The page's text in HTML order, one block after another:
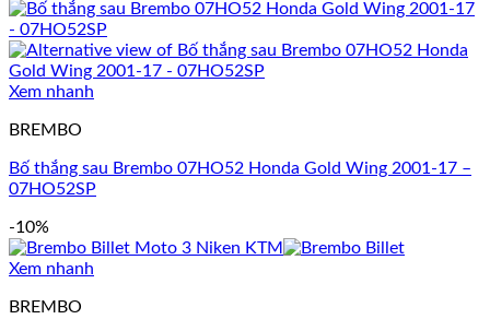
Xem nhanh
BREMBO
Bố thắng sau Brembo 07HO52 Honda Gold Wing 2001-17 –
07HO52SP
-10%
Xem nhanh
BREMBO